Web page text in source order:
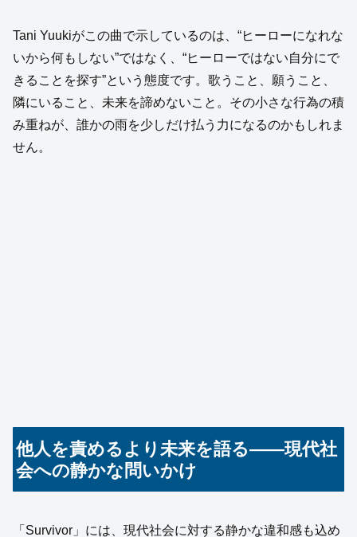
Tani Yuukiがこの曲で示しているのは、“ヒーローになれな
いから何もしない”ではなく、“ヒーローではない自分にで
きることを探す”という態度です。歌うこと、願うこと、
隣にいること、未来を諦めないこと。その小さな行為の積
み重ねが、誰かの雨を少しだけ払う力になるのかもしれま
せん。
他人を責めるより未来を語る——現代社
会への静かな問いかけ
「Survivor」には、現代社会に対する静かな違和感も込め